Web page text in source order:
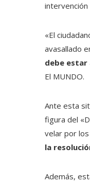
«El
avasallado
debe estar
El MUNDO.
Ante esta
figura del
velar por
la
Además,